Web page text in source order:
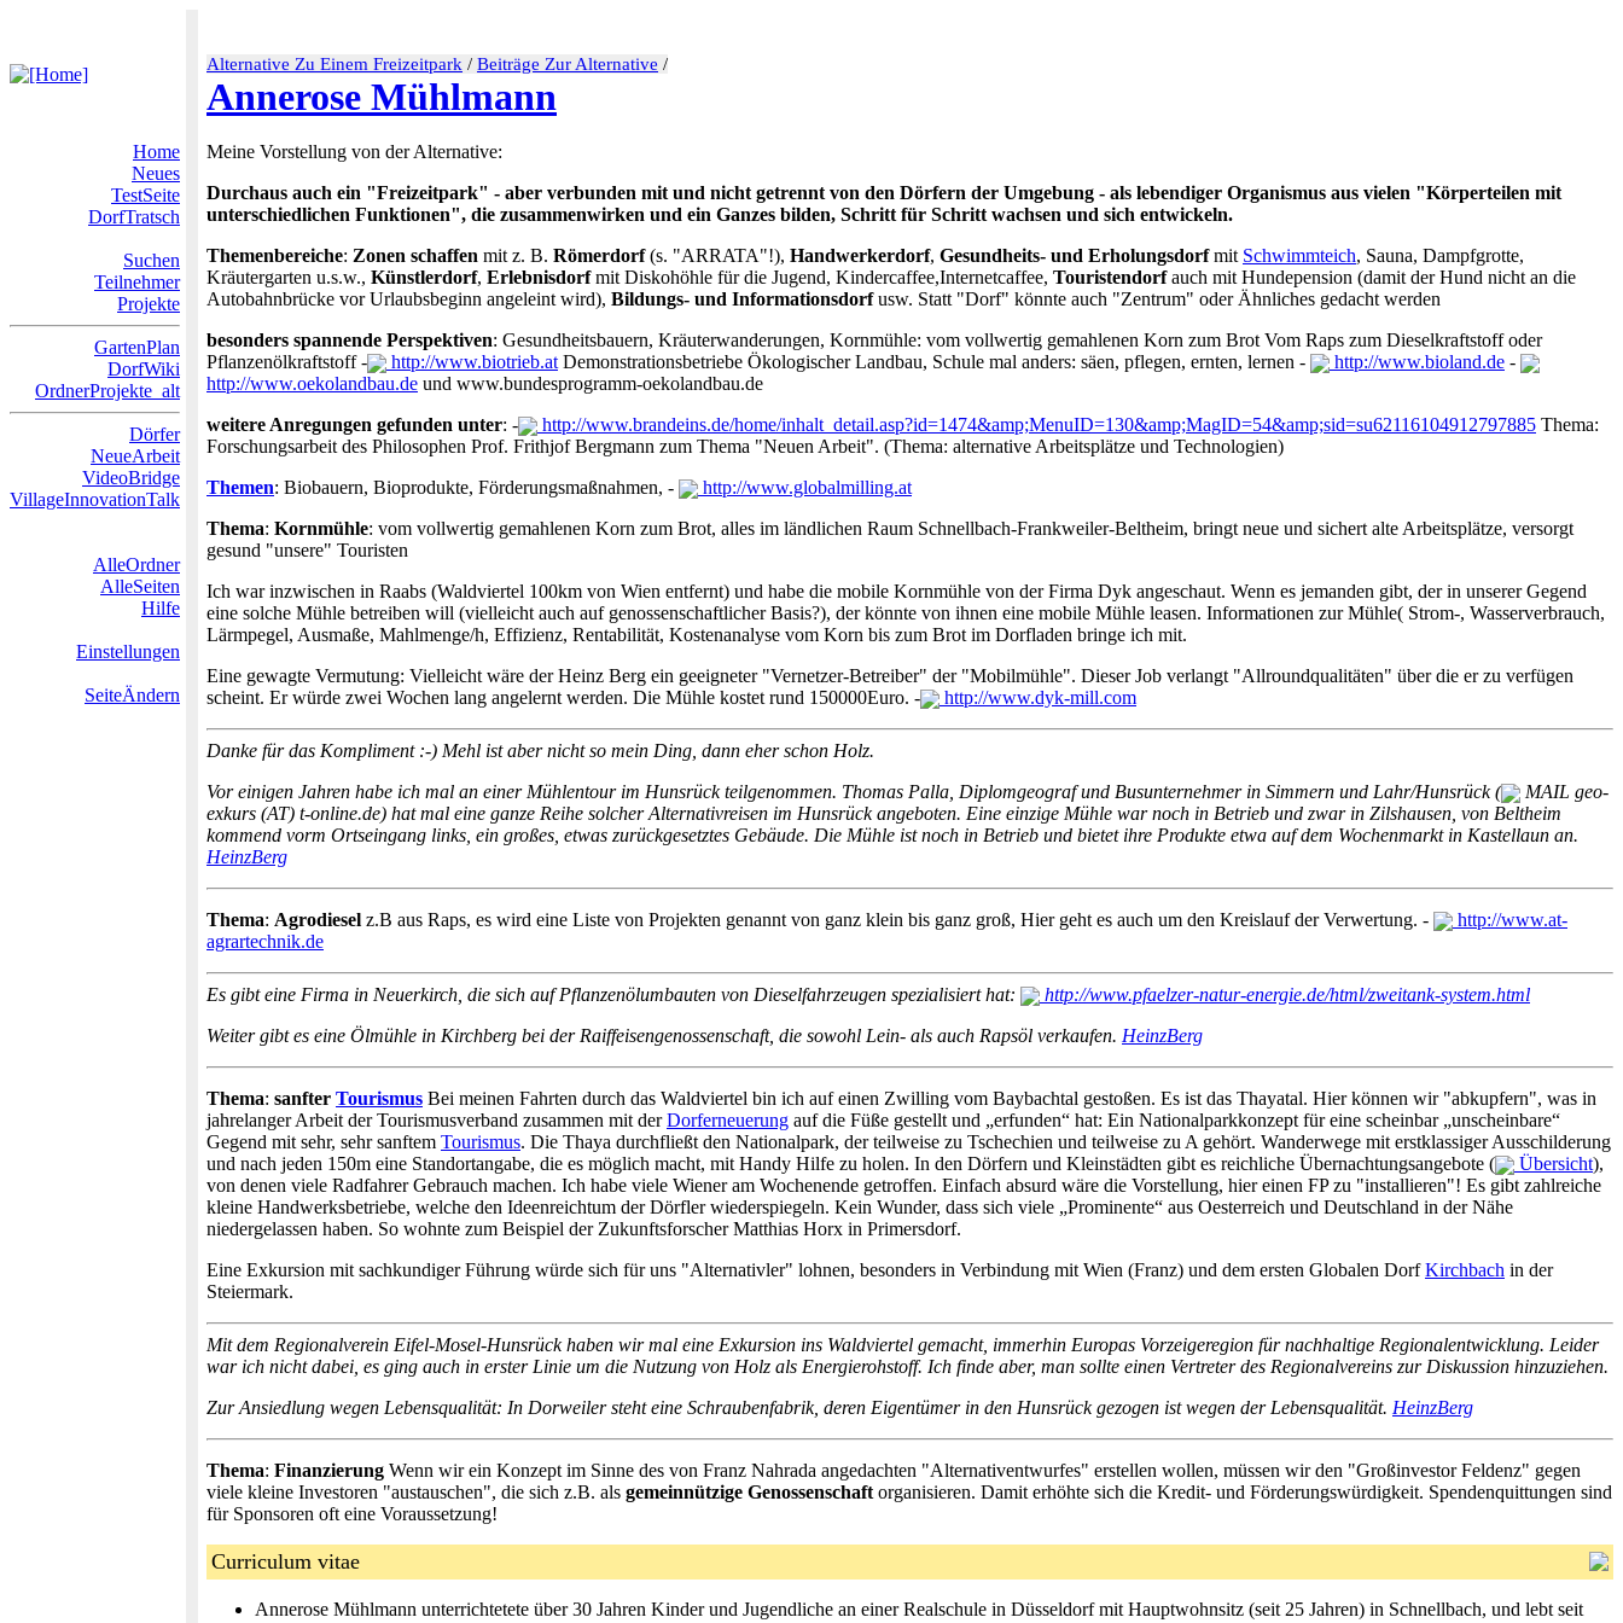
Alternative Zu Einem Freizeitpark / Beiträge Zur Alternative /
Annerose Mühlmann
Home
Neues
TestSeite
DorfTratsch
Suchen
Teilnehmer
Projekte
GartenPlan
DorfWiki
OrdnerProjekte_alt
Dörfer
NeueArbeit
VideoBridge
VillageInnovationTalk
AlleOrdner
AlleSeiten
Hilfe
Einstellungen
SeiteÄndern
Meine Vorstellung von der Alternative:
Durchaus auch ein "Freizeitpark" - aber verbunden mit und nicht getrennt von den Dörfern der Umgebung - als lebendiger Organismus aus vielen "Körperteilen mit
unterschiedlichen Funktionen", die zusammenwirken und ein Ganzes bilden, Schritt für Schritt wachsen und sich entwickeln.
Themenbereiche: Zonen schaffen mit z. B. Römerdorf(s. "ARRATA"!), Handwerkerdorf, Gesundheits- und Erholungsdorfmit Schwimmteich, Sauna, Dampfgrotte,
Kräutergarten u.s.w., Künstlerdorf, Erlebnisdorfmit Diskohöhle für die Jugend, Kindercaffee,Internetcaffee, Touristendorfauch mit Hundepension (damit der Hund nicht an die
Autobahnbrücke vor Urlaubsbeginn angeleint wird), Bildungs- und Informationsdorfusw. Statt "Dorf" könnte auch "Zentrum" oder Ähnliches gedacht werden
besonders spannende Perspektiven: Gesundheitsbauern, Kräuterwanderungen, Kornmühle: vom vollwertig gemahlenen Korn zum Brot Vom Raps zum Dieselkraftstoff oder
Pflanzenölkraftstoff -
http://www.biotrieb.at Demonstrationsbetriebe Ökologischer Landbau, Schule mal anders: säen, pflegen, ernten, lernen - http://www.bioland.de -
http://www.oekolandbau.de und www.bundesprogramm-oekolandbau.de
weitere Anregungen gefunden unter: - http://www.brandeins.de/home/inhalt_detail.asp?id=1474&amp;MenuID=130&amp;MagID=54&amp;sid=su62116104912797885 Thema:
Forschungsarbeit des Philosophen Prof. Frithjof Bergmann zum Thema "Neuen Arbeit". (Thema: alternative Arbeitsplätze und Technologien)
Themen: Biobauern, Bioprodukte, Förderungsmaßnahmen, -
http://www.globalmilling.at
Thema: Kornmühle: vom vollwertig gemahlenen Korn zum Brot, alles im ländlichen Raum Schnellbach-Frankweiler-Beltheim, bringt neue und sichert alte Arbeitsplätze, versorgt
gesund "unsere" Touristen
Ich war inzwischen in Raabs (Waldviertel 100km von Wien entfernt) und habe die mobile Kornmühle von der Firma Dyk angeschaut. Wenn es jemanden gibt, der in unserer Gegend
eine solche Mühle betreiben will (vielleicht auch auf genossenschaftlicher Basis?), der könnte von ihnen eine mobile Mühle leasen. Informationen zur Mühle( Strom-, Wasserverbrauch,
Lärmpegel, Ausmaße, Mahlmenge/h, Effizienz, Rentabilität, Kostenanalyse vom Korn bis zum Brot im Dorfladen bringe ich mit.
Eine gewagte Vermutung: Vielleicht wäre der Heinz Berg ein geeigneter "Vernetzer-Betreiber" der "Mobilmühle". Dieser Job verlangt "Allroundqualitäten" über die er zu verfügen
scheint. Er würde zwei Wochen lang angelernt werden. Die Mühle kostet rund 150000Euro. -
http://www.dyk-mill.com
Danke für das Kompliment :-) Mehl ist aber nicht so mein Ding, dann eher schon Holz.
Vor einigen Jahren habe ich mal an einer Mühlentour im Hunsrück teilgenommen. Thomas Palla, Diplomgeograf und Busunternehmer in Simmern und Lahr/Hunsrück (
MAIL geo-
exkurs (AT) t-online.de) hat mal eine ganze Reihe solcher Alternativreisen im Hunsrück angeboten. Eine einzige Mühle war noch in Betrieb und zwar in Zilshausen, von Beltheim
kommend vorm Ortseingang links, ein großes, etwas zurückgesetztes Gebäude. Die Mühle ist noch in Betrieb und bietet ihre Produkte etwa auf dem Wochenmarkt in Kastellaun an.
HeinzBerg
Thema: Agrodiesel z.B aus Raps, es wird eine Liste von Projekten genannt von ganz klein bis ganz groß, Hier geht es auch um den Kreislauf der Verwertung. -
http://www.at-
agrartechnik.de
Es gibt eine Firma in Neuerkirch, die sich auf Pflanzenölumbauten von Dieselfahrzeugen spezialisiert hat:
http://www.pfaelzer-natur-energie.de/html/zweitank-system.html
Weiter gibt es eine Ölmühle in Kirchberg bei der Raiffeisengenossenschaft, die sowohl Lein- als auch Rapsöl verkaufen. HeinzBerg
Thema: sanfter Tourismus Bei meinen Fahrten durch das Waldviertel bin ich auf einen Zwilling vom Baybachtal gestoßen. Es ist das Thayatal. Hier können wir "abkupfern", was in
jahrelanger Arbeit der Tourismusverband zusammen mit derDorferneuerung auf die Füße gestellt und „erfunden“ hat: Ein Nationalparkkonzept für eine scheinbar „unscheinbare“
Gegend mit sehr, sehr sanftem Tourismus. Die Thaya durchfließt den Nationalpark, der teilweise zu Tschechien und teilweise zu A gehört. Wanderwege mit erstklassiger Ausschilderung
und nach jeden 150m eine Standortangabe, die es möglich macht, mit Handy Hilfe zu holen. In den Dörfern und Kleinstädten gibt es reichliche Übernachtungsangebote (
Übersicht),
von denen viele Radfahrer Gebrauch machen. Ich habe viele Wiener am Wochenende getroffen. Einfach absurd wäre die Vorstellung, hier einen FP zu "installieren"! Es gibt zahlreiche
kleine Handwerksbetriebe, welche den Ideenreichtum der Dörfler wiederspiegeln. Kein Wunder, dass sich viele „Prominente“ aus Oesterreich und Deutschland in der Nähe
niedergelassen haben. So wohnte zum Beispiel der Zukunftsforscher Matthias Horx in Primersdorf.
Eine Exkursion mit sachkundiger Führung würde sich für uns "Alternativler" lohnen, besonders in Verbindung mit Wien (Franz) und dem ersten Globalen DorfKirchbach in der
Steiermark.
Mit dem Regionalverein Eifel-Mosel-Hunsrück haben wir mal eine Exkursion ins Waldviertel gemacht, immerhin Europas Vorzeigeregion für nachhaltige Regionalentwicklung. Leider
war ich nicht dabei, es ging auch in erster Linie um die Nutzung von Holz als Energierohstoff. Ich finde aber, man sollte einen Vertreter des Regionalvereins zur Diskussion hinzuziehen.
Zur Ansiedlung wegen Lebensqualität: In Dorweiler steht eine Schraubenfabrik, deren Eigentümer in den Hunsrück gezogen ist wegen der Lebensqualität. HeinzBerg
Thema: Finanzierung Wenn wir ein Konzept im Sinne des von Franz Nahrada angedachten "Alternativentwurfes" erstellen wollen, müssen wir den "Großinvestor Feldenz" gegen
viele kleine Investoren "austauschen", die sich z.B. als gemeinnützige Genossenschaft organisieren. Damit erhöhte sich die Kredit- und Förderungswürdigkeit. Spendenquittungen sind
für Sponsoren oft eine Voraussetzung!
Curriculum vitae
Annerose Mühlmann unterrichtetete über 30 Jahren Kinder und Jugendliche an einer Realschule in Düsseldorf mit Hauptwohnsitz (seit 25 Jahren) in Schnellbach, und lebt seit